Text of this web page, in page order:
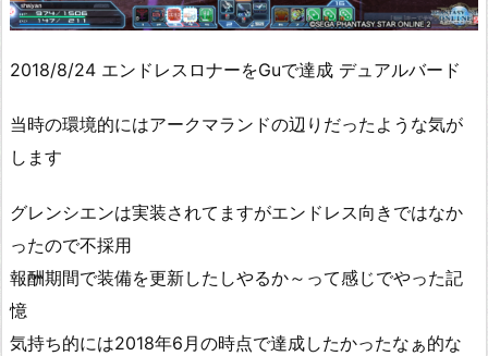
2018/8/24 エンドレスロナーをGuで達成 デュアルバード
当時の環境的にはアークマランドの辺りだったような気が
します
グレンシエンは実装されてますがエンドレス向きではなか
ったので不採用
報酬期間で装備を更新したしやるか～って感じでやった記
憶
気持ち的には2018年6月の時点で達成したかったなぁ的な